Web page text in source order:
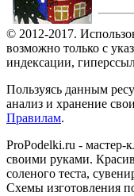
© 2012-2017.
возможно только с
индексации,
Пользуясь данным
анализ и хранение
Правилам.
ProPodelki.ru - мастер-
своими руками.
соленого теста,
Схемы изготовления